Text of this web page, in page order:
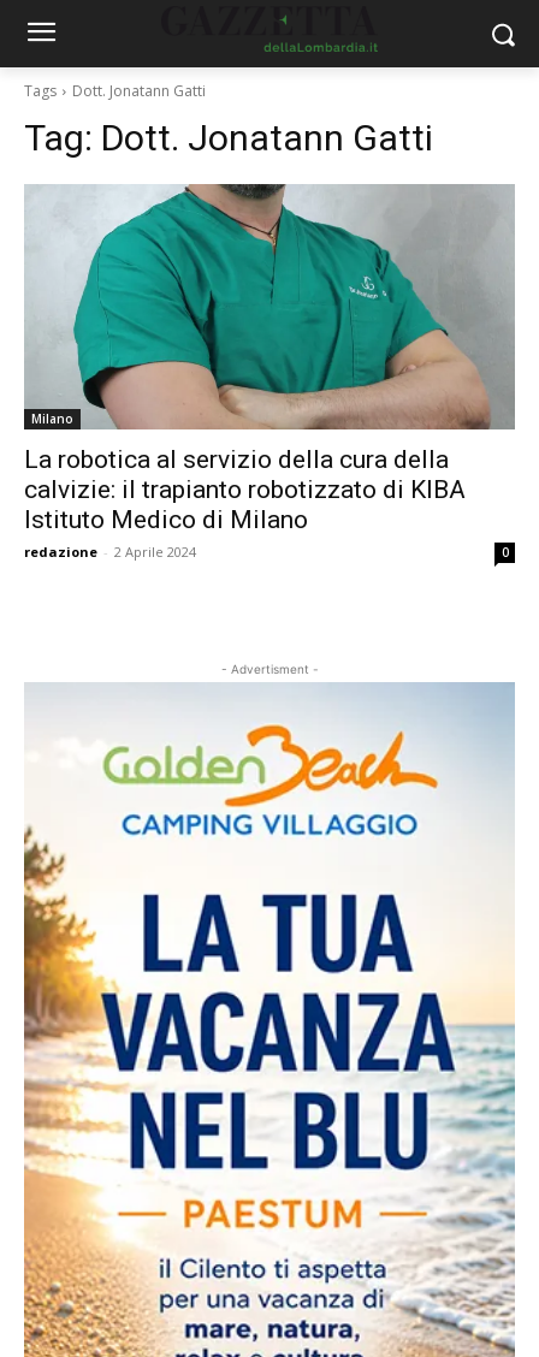
Tags Dott. Jonatann Gatti
Tag: Dott. Jonatann Gatti
Milano
La robotica al servizio della cura della
calvizie: il trapianto robotizzato di KIBA
Istituto Medico di Milano
redazione - 2 Aprile 2024 0
- Advertisment -